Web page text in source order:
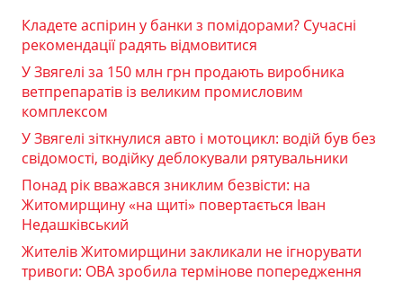
Кладете аспірин у банки з помідорами? Сучасні
рекомендації радять відмовитися
У Звягелі за 150 млн грн продають виробника
ветпрепаратів із великим промисловим
комплексом
У Звягелі зіткнулися авто і мотоцикл: водій був без
свідомості, водійку деблокували рятувальники
Понад рік вважався зниклим безвісти: на
Житомирщину «на щиті» повертається Іван
Недашківський
Жителів Житомирщини закликали не ігнорувати
тривоги: ОВА зробила термінове попередження